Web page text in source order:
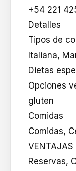
+54 221
Detalles
Tipos de
Italiana,
Dietas
Opciones
gluten
Comidas
Comidas,
VENTAJAS
Reservas,